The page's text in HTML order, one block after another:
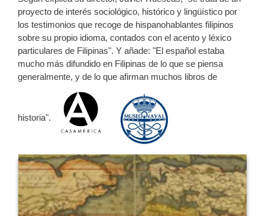
proyecto de interés sociológico, histórico y lingüístico por
los testimonios que recoge de hispanohablantes filipinos
sobre su propio idioma, contados con el acento y léxico
particulares de Filipinas". Y añade: "El español estaba
mucho más difundido en Filipinas de lo que se piensa
generalmente, y de lo que afirman muchos libros de
historia".